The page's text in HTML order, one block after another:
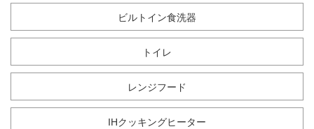
ビルトイン食洗器
トイレ
レンジフード
IHクッキングヒーター